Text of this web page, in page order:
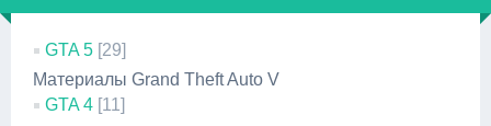
GTA 5 [29]
Материалы Grand Theft Auto V
GTA 4 [11]